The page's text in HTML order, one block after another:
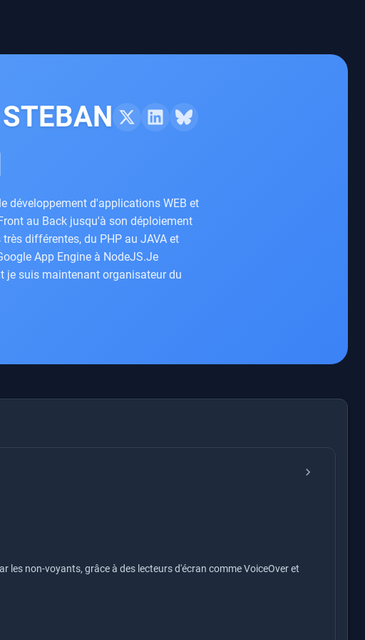
développement d'applications WEB et
au Back jusqu'à son déploiement
différentes, du PHP au JAVA et
App Engine à NodeJS.Je
je suis maintenant organisateur du
chevron_right
non-voyants, grâce à des lecteurs d'écran comme VoiceOver et